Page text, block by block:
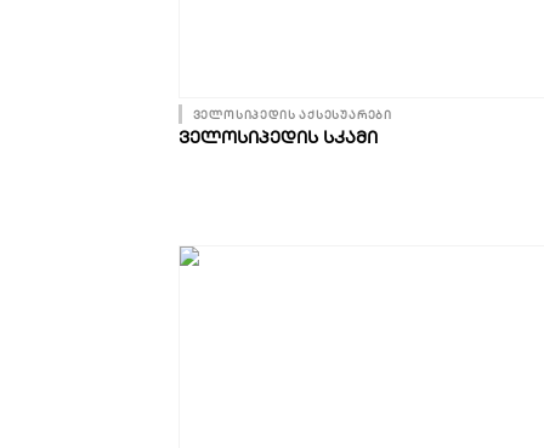
ველოსიპედის აქსესუარები
ᲕᲔᲚᲝᲡᲘᲞᲔᲓᲘᲡ ᲡᲙᲐᲛᲘ